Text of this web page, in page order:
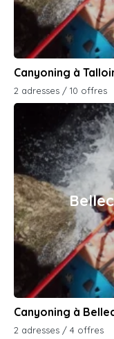
Canyoning à
2 adresses / 10 offres
Canyoning à
2 adresses / 4 offres